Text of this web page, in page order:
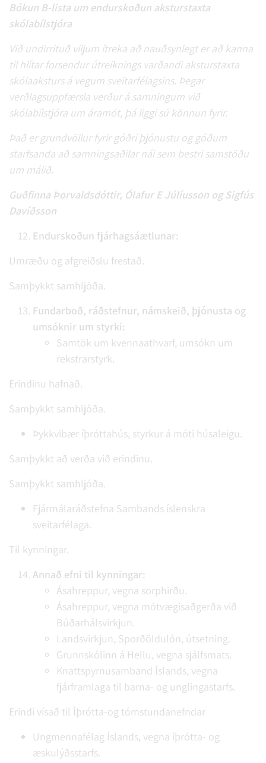
Bókun B-lista um endurskoðun aksturstaxta
skólabílstjóra
Við undirrituð viljum ítreka að nauðsynlegt er að kanna
til hlítar forsendur útreiknings varðandi aksturstaxta
skólaaksturs á vegum sveitarfélagsins. Þegar
verðlagsuppfærsla verður á samningum við
skólabílstjóra um áramót, þá liggi sú könnun fyrir.
Það er grundvöllur fyrir góðri þjónustu og góðum
starfsanda að samningsaðilar nái sem bestri samstöðu
um málið.
Guðfinna Þorvaldsdóttir, Ólafur E Júlíusson og Sigfús
Davíðsson
Endurskoðun fjárhagsáætlunar:
Umræðu og afgreiðslu frestað.
Samþykkt samhljóða.
Fundarboð, ráðstefnur, námskeið, þjónusta og
umsóknir um styrki:
Samtök um kvennaathvarf, umsókn um
rekstrarstyrk.
Erindinu hafnað.
Samþykkt samhljóða.
Þykkvibær íþróttahús, styrkur á móti húsaleigu.
Samþykkt að verða við erindinu.
Samþykkt samhljóða.
Fjármálaráðstefna Sambands íslenskra
sveitarfélaga.
Til kynningar.
Annað efni til kynningar:
Ásahreppur, vegna sorphirðu.
Ásahreppur, vegna mótvægisaðgerða við
Búðarhálsvirkjun.
Landsvirkjun, Sporðöldulón, útsetning.
Grunnskólinn á Hellu, vegna sjálfsmats.
Knattspyrnusamband Íslands, vegna
fjárframlaga til barna- og unglingastarfs.
Erindi vísað til Íþrótta-og tómstundanefndar
Ungmennafélag Íslands, vegna íþrótta- og
æskulýðsstarfs.